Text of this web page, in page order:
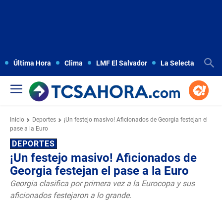
Última Hora Clima LMF El Salvador La Selecta
Inicio Deportes
¡Un festejo masivo! Aficionados de Georgia festejan el
pase a la Euro
DEPORTES
¡Un festejo masivo! Aficionados de
Georgia festejan el pase a la Euro
Georgia clasifica por primera vez a la Eurocopa y sus
aficionados festejaron a lo grande.